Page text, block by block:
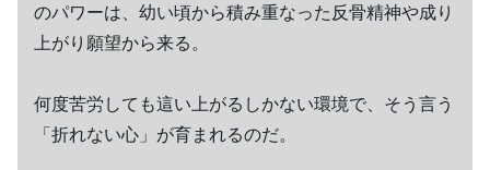
のパワーは、幼い頃から積み重なった反骨精神や成り
上がり願望から来る。
何度苦労しても這い上がるしかない環境で、そう言う
「折れない心」が育まれるのだ。